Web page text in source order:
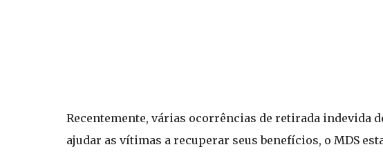
Recentemente, várias ocorrências de retirada indevida
ajudar as vítimas a recuperar seus benefícios, o MDS